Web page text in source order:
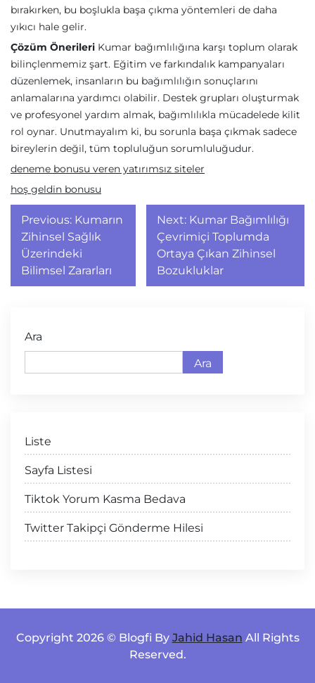
bırakırken, bu boşlukla başa çıkma yöntemleri de daha
yıkıcı hale gelir.
Çözüm Önerileri Kumar bağımlılığına karşı toplum olarak
bilinçlenmemiz şart. Eğitim ve farkındalık kampanyaları
düzenlemek, insanların bu bağımlılığın sonuçlarını
anlamalarına yardımcı olabilir. Destek grupları oluşturmak
ve profesyonel yardım almak, bağımlılıkla mücadelede kilit
rol oynar. Unutmayalım ki, bu sorunla başa çıkmak sadece
bireylerin değil, tüm topluluğun sorumluluğudur.
deneme bonusu veren yatırımsız siteler
hoş geldin bonusu
Yazı
gezinmesi
Previous: Kumarın
Zihinsel Sağlık
Üzerindeki
Bilimsel Zararları
Next: Kumar Bağımlılığı
Çevrimiçi Toplumda
Ortaya Çıkan Zihinsel
Bozukluklar
Ara
Ara
Liste
Sayfa Listesi
Tiktok Yorum Kasma Bedava
Twitter Takipçi Gönderme Hilesi
Copyright 2026 © Blogfi By Jahid Hasan All Rights
Reserved.